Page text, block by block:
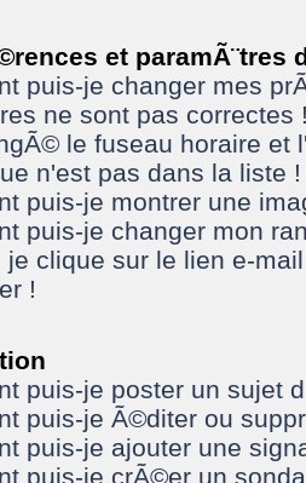
et paramÃ¨tres
puis-je changer mes
ne sont pas correctes
le fuseau horaire et
n'est pas dans la liste !
puis-je montrer une
puis-je changer mon
je clique sur le lien e-
!
puis-je poster un sujet
puis-je Ã©diter ou
puis-je ajouter une
puis-je crÃ©er un